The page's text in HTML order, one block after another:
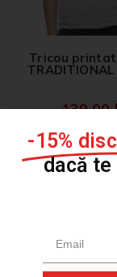
Tricou printat
139,00
-15%
dacă